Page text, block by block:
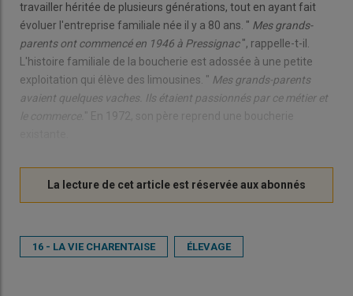
travailler héritée de plusieurs générations, tout en ayant fait
évoluer l'entreprise familiale née il y a 80 ans. " Mes grands-
parents ont commencé en 1946 à Pressignac", rappelle-t-il.
L'histoire familiale de la boucherie est adossée à une petite
exploitation qui élève des limousines. " Mes grands-parents
avaient quelques vaches. Ils étaient passionnés par ce métier et
" En 1972, son père reprend une boucherie
16 - LA VIE CHARENTAISE ÉLEVAGE